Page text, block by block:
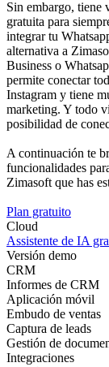
Sin embargo, tiene
gratuita para
integrar tu
alternativa a
Business o
permite conectar
Instagram y tiene
marketing. Y todo
posibilidad de
A continuación te
funcionalidades
Zimasoft que has
Plan gratuito
Cloud
Assistente de IA
Versión demo
CRM
Informes de CRM
Aplicación móvil
Embudo de ventas
Captura de leads
Gestión de
Integraciones